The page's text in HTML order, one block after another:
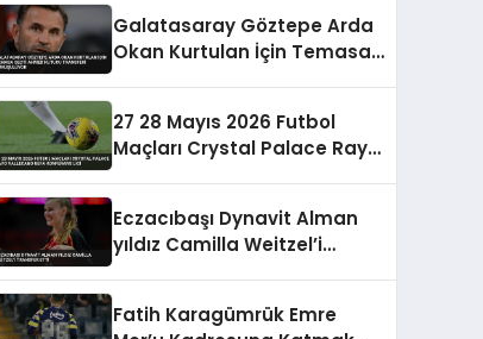
Galatasaray Göztepe Arda
Okan Kurtulan İçin Temasa
27 28 Mayıs 2026 Futbol
Maçları Crystal Palace Rayo
Eczacıbaşı Dynavit Alman
yıldız Camilla Weitzel’i
Fatih Karagümrük Emre